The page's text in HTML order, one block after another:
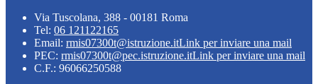
Via Tuscolana, 388 - 00181 Roma
Tel: 06 121122165
Email: rmis07300t@istruzione.itLink per inviare una mail
PEC: rmis07300t@pec.istruzione.itLink per inviare una mail
C.F.: 96066250588